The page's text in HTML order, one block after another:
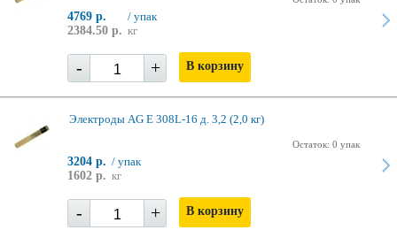
4769 р.
2384.50 р.
/ упак
кг
- + В корзину
Электроды AG E 308L-16 д. 3,2 (2,0 кг)
Остаток: 0 упак
3204 р.
1602 р.
/ упак
кг
- + В корзину